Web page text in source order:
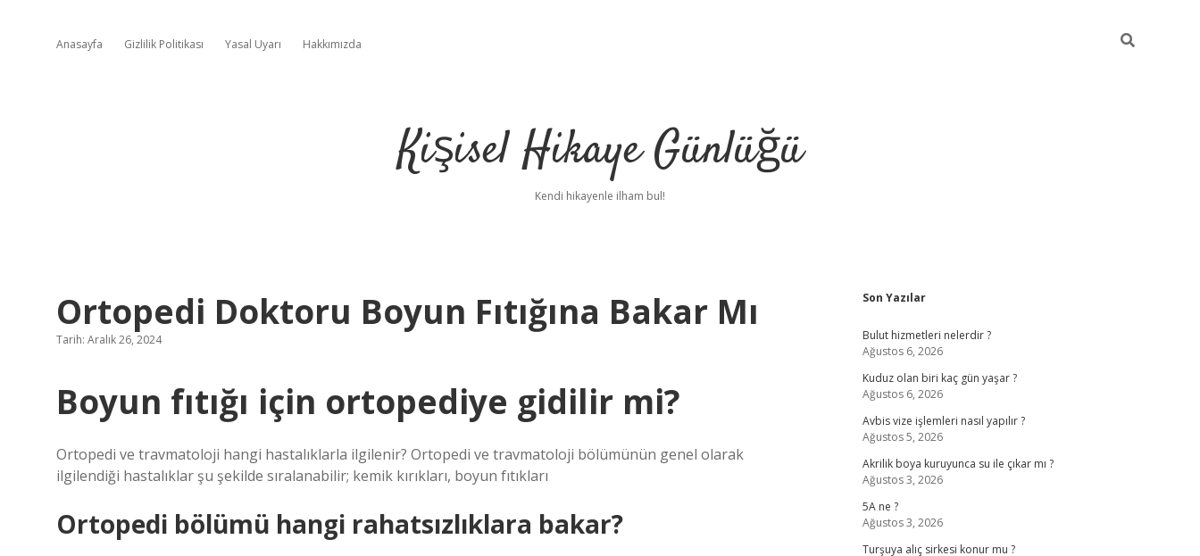
Anasayfa Gizlilik Politikası Yasal Uyarı Hakkımızda
Kişisel Hikaye Günlüğü
Kendi hikayenle ilham bul!
Ortopedi Doktoru Boyun Fıtığına Bakar Mı
Tarih: Aralık 26, 2024
Boyun fıtığı için ortopediye gidilir mi?
Ortopedi ve travmatoloji hangi hastalıklarla ilgilenir? Ortopedi ve travmatoloji bölümünün genel olarak
ilgilendiği hastalıklar şu şekilde sıralanabilir; kemik kırıkları, boyun fıtıkları
Ortopedi bölümü hangi rahatsızlıklara bakar?
Sidebar
Son Yazılar
Bulut hizmetleri nelerdir ?
Ağustos 6, 2026
Kuduz olan biri kaç gün yaşar ?
Ağustos 6, 2026
Avbis vize işlemleri nasıl yapılır ?
Ağustos 5, 2026
Akrilik boya kuruyunca su ile çıkar mı ?
Ağustos 3, 2026
5A ne ?
Ağustos 3, 2026
Turşuya alıç sirkesi konur mu ?